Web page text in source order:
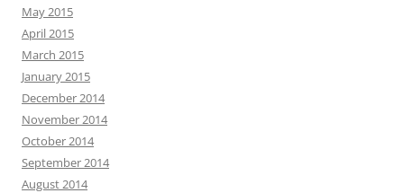
May 2015
April 2015
March 2015
January 2015
December 2014
November 2014
October 2014
September 2014
August 2014